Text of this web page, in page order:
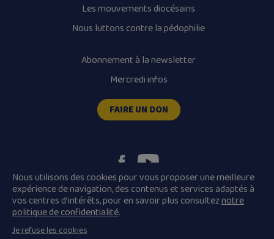
Les mouvements diocésains
Nous luttons contre la pédophilie
Abonnement à la newsletter
Mercredi infos
FAIRE UN DON
Plan du site
Mentions légales
Conditions Générales de Vente
Nous utilisons des cookies pour vous proposer une meilleure
expérience de navigation, des contenus et services adaptés à
vos centres d’intérêts, pour en savoir plus consulteznotre
politique de confidentialité.
Je refuse les cookies